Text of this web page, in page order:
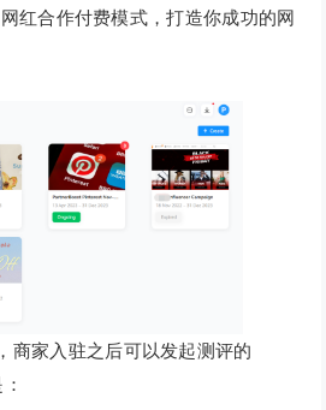
红合作付费模式，打造你成功的网
商家入驻之后可以发起测评的